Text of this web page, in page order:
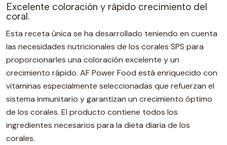
Excelente coloración y rápido crecimiento del
coral.
Esta receta única se ha desarrollado teniendo en cuenta
las necesidades nutricionales de los corales SPS para
proporcionarles una coloración excelente y un
crecimiento rápido. AF Power Food está enriquecido con
vitaminas especialmente seleccionadas que refuerzan el
sistema inmunitario y garantizan un crecimiento óptimo
de los corales. El producto contiene todos los
ingredientes necesarios para la dieta diaria de los
corales.